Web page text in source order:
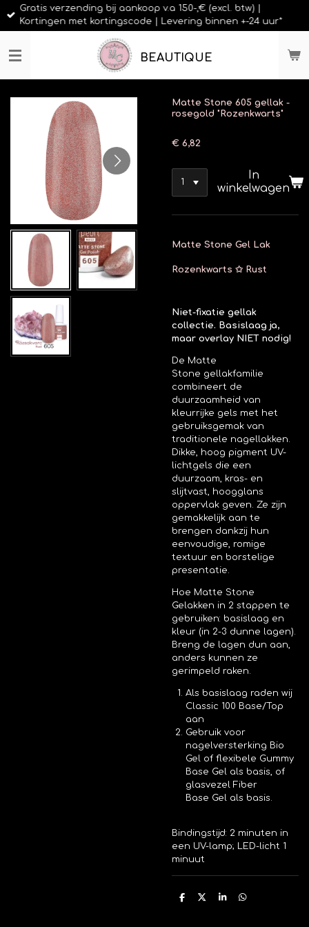
Ga
direct
de
BEAUTIQUE
Gratis verzending bij aankoop v.a 150-,€ (excl. btw) |
Kortingen met kortingscode | Levering binnen +-24 uur*
Matte Stone 605 gellak -
rosegold "Rozenkwarts"
€ 6,82
In
winkelwagen
Matte Stone Gel Lak
Rozenkwarts ✩ Rust
Niet-fixatie gellak
collectie. Basislaag ja,
maar overlay NIET nodig!
De Matte
Stone gellakfamilie
combineert de
duurzaamheid van
kleurrijke gels met het
gebruiksgemak van
traditionele nagellakken.
Dikke, hoog pigment UV-
lichtgels die een
duurzaam, kras- en
slijtvast, hoogglans
oppervlak geven. Ze zijn
gemakkelijk aan te
brengen dankzij hun
eenvoudige, romige
textuur en borstelige
presentatie.
Hoe Matte Stone
Gelakken in 2 stappen te
gebruiken: basislaag en
kleur (in 2-3 dunne lagen).
Breng de lagen dun aan,
anders kunnen ze
gerimpeld raken.
Als basislaag raden wij
Classic 100 Base/Top
aan
Gebruik voor
nagelversterking Bio
Gel of flexibele Gummy
Base Gel als basis, of
glasvezel Fiber
Base Gel als basis.
Bindingstijd: 2 minuten in
een UV-lamp; LED-licht 1
minuut
D
D
S
D